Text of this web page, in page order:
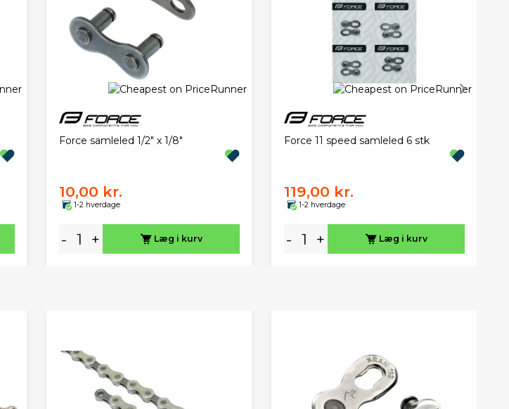
Force samleled 1/2" x 1/8"
10,00 kr.
1-2 hverdage
- + Læg i kurv
Force 11 speed samleled 6 stk
119,00 kr.
1-2 hverdage
- + Læg i kurv